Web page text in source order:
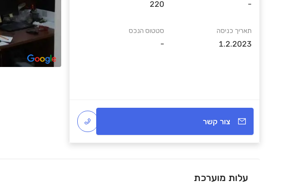
-
תאריך כניסה
1.2.2023
220
סטטוס הנכס
-
צור קשר
עלות מוערכת